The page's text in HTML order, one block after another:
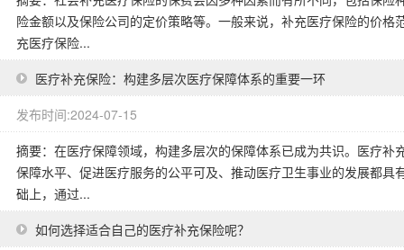
险金额以及保险公司的定价策略等。一般来说，补充医疗保险的价
充医疗保险...
医疗补充保险：构建多层次医疗保障体系的重要一环
发布时间:2024-07-15
摘要：在医疗保障领域，构建多层次的保障体系已成为共识。医疗
保障水平、促进医疗服务的公平可及、推动医疗卫生事业的发展都
础上，通过...
如何选择适合自己的医疗补充保险呢？